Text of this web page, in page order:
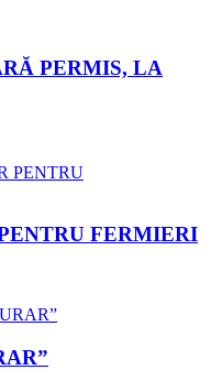
PERMIS, LA
FERMIERI